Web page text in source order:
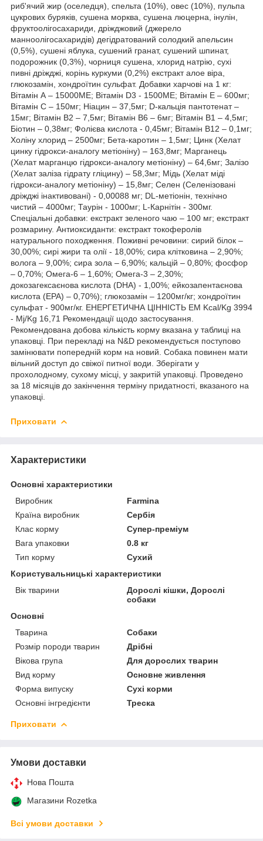
риб'ячий жир (оселедця), спельта (10%), овес (10%), пульпа
цукрових буряків, сушена морква, сушена люцерна, інулін,
фруктоолігосахариди, дріжджовий (джерело
манноолігосахаридів) дегідратований солодкий апельсин
(0,5%), сушені яблука, сушений гранат, сушений шпинат,
подорожник (0,3%), чорниця сушена, хлорид натрію, сухі
пивні дріжджі, корінь куркуми (0,2%) екстракт алое віра,
глюкозамін, хондроїтин сульфат. Добавки харчові на 1 кг:
Вітамін А – 15000ME; Вітамін D3 - 1500ME; Вітамін Е – 600мг;
Вітамін С – 150мг; Ніацин – 37,5мг; D-кальція пантотенат –
15мг; Вітамін В2 – 7,5мг; Вітамін В6 – 6мг; Вітамін B1 – 4,5мг;
Біотин – 0,38мг; Фолієва кислота - 0,45мг; Вітамін B12 – 0,1мг;
Холіну хлорид – 2500мг; Бета-каротин – 1,5мг; Цинк (Хелат
цинку гідрокси-аналогу метіоніну) – 163,8мг; Марганець
(Хелат марганцю гідрокси-аналогу метіоніну) – 64,6мг; Залізо
(Хелат заліза гідрату гліцину) – 58,3мг; Мідь (Хелат міді
гідрокси-аналогу метіоніну) – 15,8мг; Селен (Селенізовані
дріжджі інактивовані) - 0,00088 мг; DL-метіонін, технічно
чистий – 4000мг; Таурін - 1000мг; L-Карнітін - 300мг.
Спеціальні добавки: екстракт зеленого чаю – 100 мг; екстракт
розмарину. Антиоксиданти: екстракт токоферолів
натурального походження. Поживні речовини: сирий білок –
30,00%; сирі жири та олії - 18,00%; сира клітковина – 2,90%;
волога – 9,00%; сира зола – 6,90%; кальцій – 0,80%; фосфор
– 0,70%; Омега-6 – 1,60%; Омега-3 – 2,30%;
докозагексаєнова кислота (DHA) - 1,00%; ейкозапентаєнова
кислота (EPA) – 0,70%); глюкозамін – 1200мг/кг; хондроїтин
сульфат - 900мг/кг. ЕНЕРГЕТИЧНА ЦІННІСТЬ EM Kcal/Kg 3994
- Mj/Kg 16,71 Рекомендації щодо застосування.
Рекомендована добова кількість корму вказана у таблиці на
упаковці. При перекладі на N&D рекомендується поступово
замінювати попередній корм на новий. Собака повинен мати
вільний доступ до свіжої питної води. Зберігати у
прохолодному, сухому місці, у закритій упаковці. Проведено
за 18 місяців до закінчення терміну придатності, вказаного на
упаковці.
Приховати
Характеристики
Основні характеристики
Виробник
Farmina
Країна виробник
Сербія
Клас корму
Супер-преміум
Вага упаковки
0.8 кг
Тип корму
Сухий
Користувальницькі характеристики
Вік тварини
Дорослі кішки, Дорослі
собаки
Основні
Тварина
Собаки
Розмір породи тварин
Дрібні
Вікова група
Для дорослих тварин
Вид корму
Основне живлення
Форма випуску
Сухі корми
Основні інгредієнти
Треска
Приховати
Умови доставки
Нова Пошта
Магазини Rozetka
Всі умови доставки